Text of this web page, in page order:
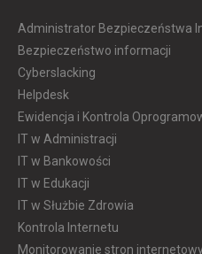
Administrator Bezpieczeństwa
Bezpieczeństwo informacji
Cyberslacking
Helpdesk
Ewidencja i Kontrola
IT w Administracji
IT w Bankowości
IT w Edukacji
IT w Służbie Zdrowia
Kontrola Internetu
Monitorowanie stron